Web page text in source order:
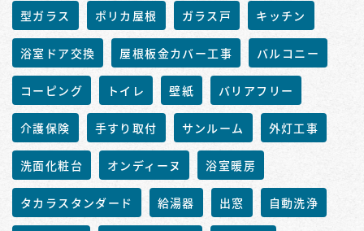
型ガラス ポリカ屋根 ガラス戸 キッチン
浴室ドア交換 屋根板金カバー工事 バルコニー
コーピング トイレ 壁紙 バリアフリー
介護保険 手すり取付 サンルーム 外灯工事
洗面化粧台 オンディーヌ 浴室暖房
タカラスタンダード 給湯器 出窓 自動洗浄